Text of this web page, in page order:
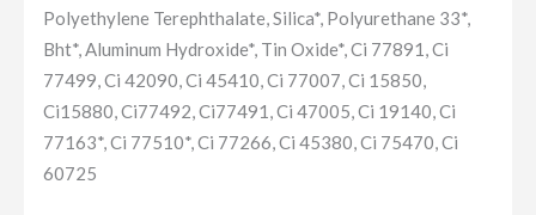
Polyethylene Terephthalate, Silica*, Polyurethane 33*,
Bht*, Aluminum Hydroxide*, Tin Oxide*, Ci 77891, Ci
77499, Ci 42090, Ci 45410, Ci 77007, Ci 15850,
Ci15880, Ci77492, Ci77491, Ci 47005, Ci 19140, Ci
77163*, Ci 77510*, Ci 77266, Ci 45380, Ci 75470, Ci
60725